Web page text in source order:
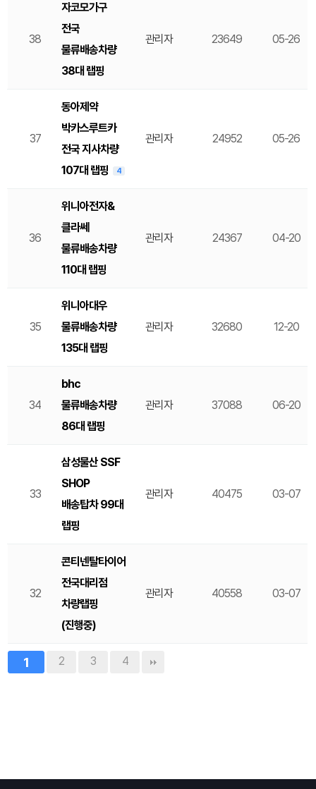
38
자코모가구
전국
물류배송차량
38대 랩핑
관리자 23649 05-26
37
동아제약
박카스루트카
전국 지사차량
107대 랩핑
4
관리자 24952 05-26
36
위니아전자&
클라쎄
물류배송차량
110대 랩핑
관리자 24367 04-20
35
위니아대우
물류배송차량
135대 랩핑
관리자 32680 12-20
34
bhc
물류배송차량
86대 랩핑
관리자 37088 06-20
33
삼성물산 SSF
SHOP
배송탑차 99대
랩핑
관리자 40475 03-07
32
콘티넨탈타이어
전국대리점
차량랩핑
(진행중)
관리자 40558 03-07
1 2 3 4